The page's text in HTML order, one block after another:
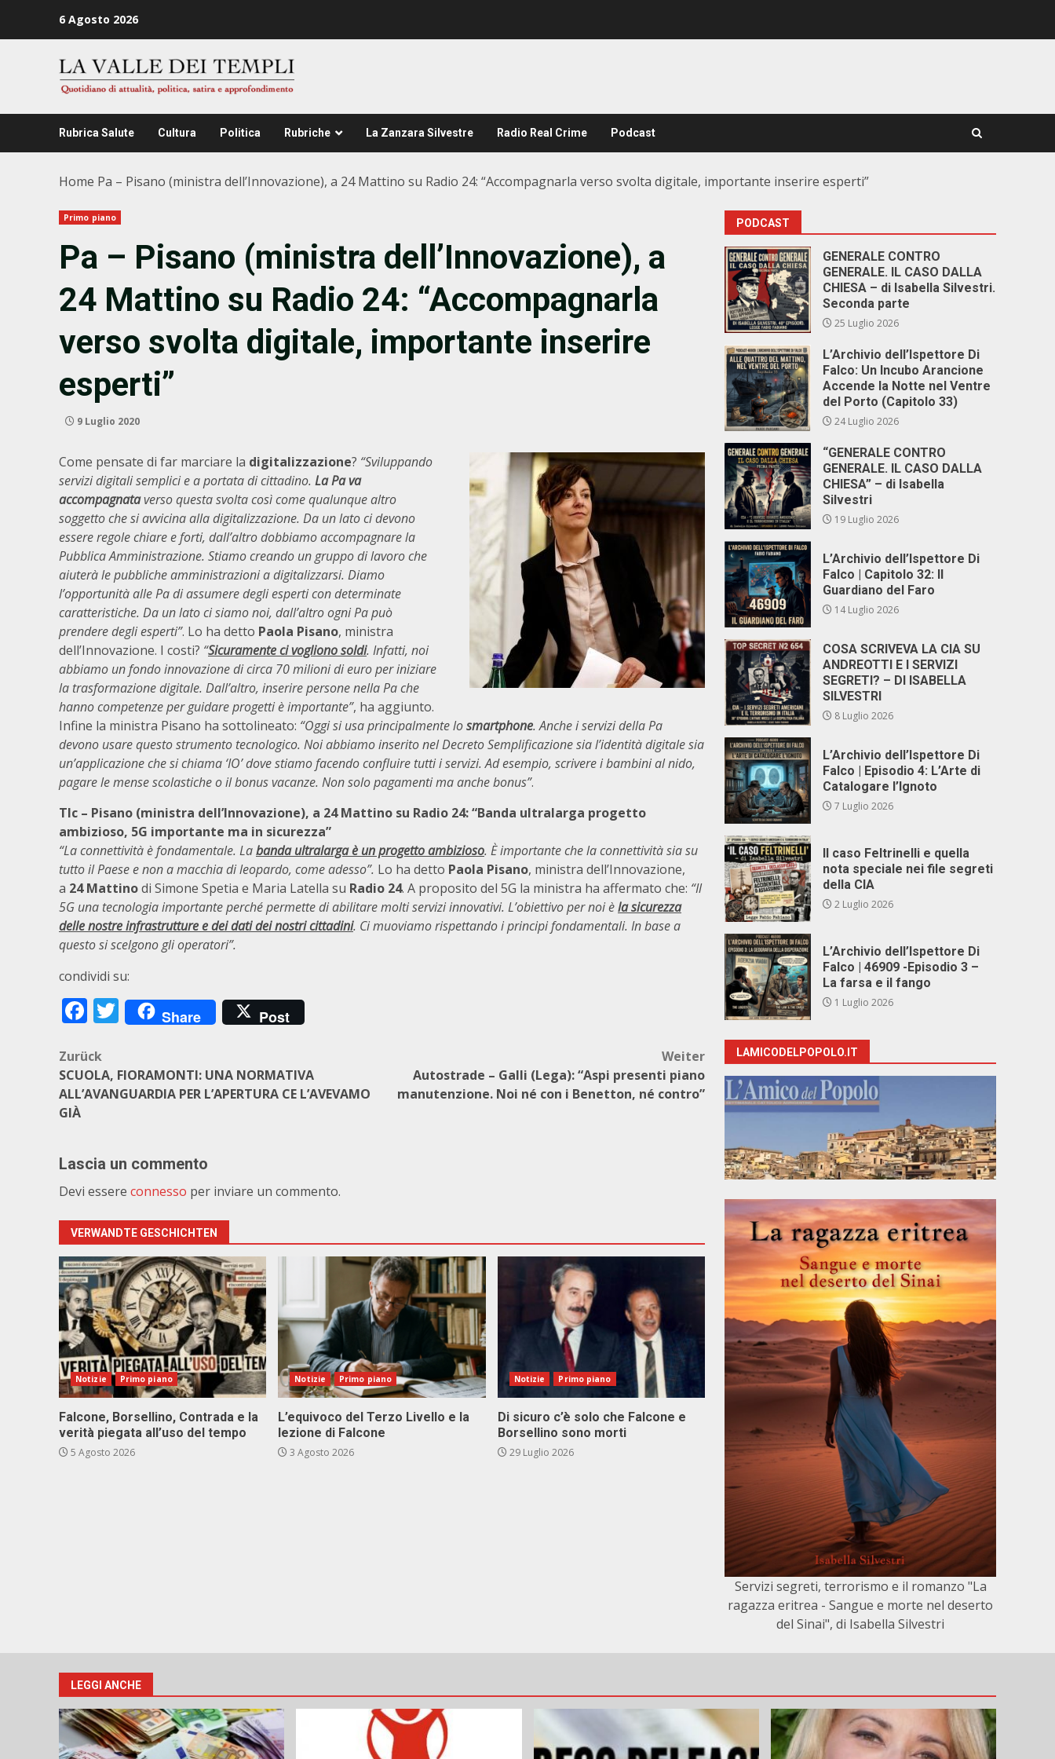
6 Agosto 2026
Rubrica Salute Cultura Politica Rubriche La Zanzara Silvestre Radio Real Crime Podcast
Home Pa – Pisano (ministra dell’Innovazione), a 24 Mattino su Radio 24: “Accompagnarla verso svolta digitale, importante inserire esperti”
Primo piano
Pa – Pisano (ministra dell’Innovazione), a
24 Mattino su Radio 24: “Accompagnarla
verso svolta digitale, importante inserire
esperti”
9 Luglio 2020
Come pensate di far marciare la digitalizzazione? “Sviluppando
servizi digitali semplici e a portata di cittadino. La Pa va
accompagnataverso questa svolta così come qualunque altro
soggetto che si avvicina alla digitalizzazione. Da un lato ci devono
essere regole chiare e forti, dall’altro dobbiamo accompagnare la
Pubblica Amministrazione. Stiamo creando un gruppo di lavoro che
aiuterà le pubbliche amministrazioni a digitalizzarsi. Diamo
l’opportunità alle Pa di assumere degli esperti con determinate
caratteristiche. Da un lato ci siamo noi, dall’altro ogni Pa può
prendere degli esperti”. Lo ha detto Paola Pisano, ministra
dell’Innovazione. I costi? “Sicuramente ci vogliono soldi. Infatti, noi
abbiamo un fondo innovazione di circa 70 milioni di euro per iniziare
la trasformazione digitale. Dall’altro, inserire persone nella Pa che
hanno competenze per guidare progetti è importante”, ha aggiunto.
Infine la ministra Pisano ha sottolineato: “Oggi si usa principalmente losmartphone. Anche i servizi della Pa
devono usare questo strumento tecnologico. Noi abbiamo inserito nel Decreto Semplificazione sia l’identità digitale sia
un’applicazione che si chiama ‘IO’ dove stiamo facendo confluire tutti i servizi. Ad esempio, scrivere i bambini al nido,
pagare le mense scolastiche o il bonus vacanze. Non solo pagamenti ma anche bonus”.
Tlc – Pisano (ministra dell’Innovazione), a 24 Mattino su Radio 24: “Banda ultralarga progetto
ambizioso, 5G importante ma in sicurezza”
“La connettività è fondamentale. Labanda ultralarga è un progetto ambizioso. È importante che la connettività sia su
tutto il Paese e non a macchia di leopardo, come adesso”. Lo ha detto Paola Pisano, ministra dell’Innovazione,
a 24 Mattinodi Simone Spetia e Maria Latella su Radio 24. A proposito del 5G la ministra ha affermato che: “Il
5G una tecnologia importante perché permette di abilitare molti servizi innovativi. L’obiettivo per noi èla sicurezza
delle nostre infrastrutture e dei dati dei nostri cittadini. Ci muoviamo rispettando i principi fondamentali. In base a
questo si scelgono gli operatori”.
condividi su:
Facebook
Twitter
Share Post
Beitragsnavigation
Zurück
SCUOLA, FIORAMONTI: UNA NORMATIVA
ALL’AVANGUARDIA PER L’APERTURA CE L’AVEVAMO
GIÀ
Weiter
Autostrade – Galli (Lega): “Aspi presenti piano
manutenzione. Noi né con i Benetton, né contro”
Lascia un commento
Devi essere connesso per inviare un commento.
VERWANDTE GESCHICHTEN
Notizie Primo piano
Falcone, Borsellino, Contrada e la
verità piegata all’uso del tempo
5 Agosto 2026
Notizie Primo piano
L’equivoco del Terzo Livello e la
lezione di Falcone
3 Agosto 2026
Notizie Primo piano
Di sicuro c’è solo che Falcone e
Borsellino sono morti
29 Luglio 2026
PODCAST
GENERALE CONTRO
GENERALE. IL CASO DALLA
CHIESA – di Isabella Silvestri.
Seconda parte
25 Luglio 2026
L’Archivio dell’Ispettore Di
Falco: Un Incubo Arancione
Accende la Notte nel Ventre
del Porto (Capitolo 33)
24 Luglio 2026
“GENERALE CONTRO
GENERALE. IL CASO DALLA
CHIESA” – di Isabella
Silvestri
19 Luglio 2026
L’Archivio dell’Ispettore Di
Falco | Capitolo 32: Il
Guardiano del Faro
14 Luglio 2026
COSA SCRIVEVA LA CIA SU
ANDREOTTI E I SERVIZI
SEGRETI? – DI ISABELLA
SILVESTRI
8 Luglio 2026
L’Archivio dell’Ispettore Di
Falco | Episodio 4: L’Arte di
Catalogare l’Ignoto
7 Luglio 2026
Il caso Feltrinelli e quella
nota speciale nei file segreti
della CIA
2 Luglio 2026
L’Archivio dell’Ispettore Di
Falco | 46909 -Episodio 3 –
La farsa e il fango
1 Luglio 2026
LAMICODELPOPOLO.IT
Servizi segreti, terrorismo e il romanzo "La
ragazza eritrea - Sangue e morte nel deserto
del Sinai", di Isabella Silvestri
LEGGI ANCHE